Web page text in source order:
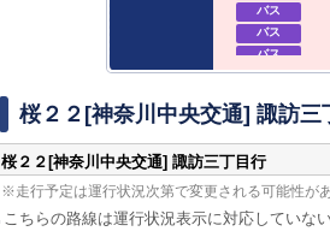
バス
バス
バス
バス
桜２２[神奈川中央交通] 諏訪三
桜２２[神奈川中央交通] 諏訪三丁目行
※走行予定は運行状況次第で変更される可能性があ
こちらの路線は運行状況表示に対応していな